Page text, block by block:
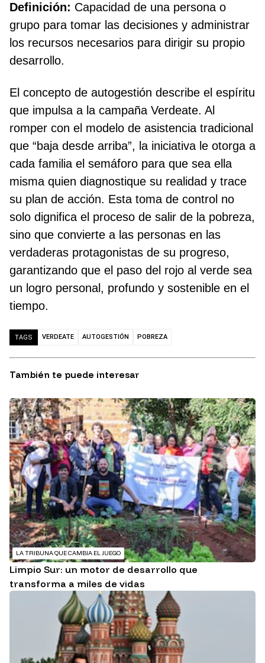
Definición: Capacidad de una persona o
grupo para tomar las decisiones y administrar
los recursos necesarios para dirigir su propio
desarrollo.
El concepto de autogestión describe el espíritu
que impulsa a la campaña Verdeate. Al
romper con el modelo de asistencia tradicional
que “baja desde arriba”, la iniciativa le otorga a
cada familia el semáforo para que sea ella
misma quien diagnostique su realidad y trace
su plan de acción. Esta toma de control no
solo dignifica el proceso de salir de la pobreza,
sino que convierte a las personas en las
verdaderas protagonistas de su progreso,
garantizando que el paso del rojo al verde sea
un logro personal, profundo y sostenible en el
tiempo.
TAGS VERDEATE AUTOGESTIÓN POBREZA
También te puede interesar
LA TRIBUNA QUE CAMBIA EL JUEGO
Limpio Sur: un motor de desarrollo que
transforma a miles de vidas